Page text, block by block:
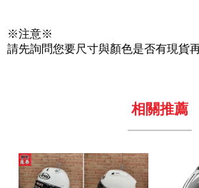
※注意※
請先詢問您要尺寸與顏色是否有現